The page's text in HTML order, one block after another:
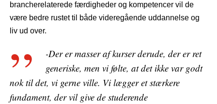
brancherelaterede færdigheder og kompetencer vil de
være bedre rustet til både videregående uddannelse og
liv ud over.
-Der er masser af kurser derude, der er ret
generiske, men vi følte, at det ikke var godt
nok til det, vi gerne ville. Vi lægger et stærkere
fundament, der vil give de studerende